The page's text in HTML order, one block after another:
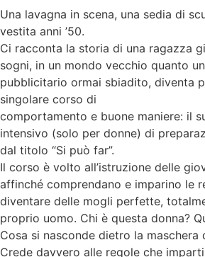
Una lavagna in scena, una sedia di
vestita anni ’50.
Ci racconta la storia di una ragazza
sogni, in un mondo vecchio quanto
pubblicitario ormai sbiadito, diventa
singolare corso di
comportamento e buone maniere: il
intensivo (solo per donne) di
dal titolo “Si può far”.
Il corso è volto all’istruzione delle
affinché comprendano e imparino le
diventare delle mogli perfette,
proprio uomo. Chi è questa donna?
Cosa si nasconde dietro la
Crede davvero alle regole che